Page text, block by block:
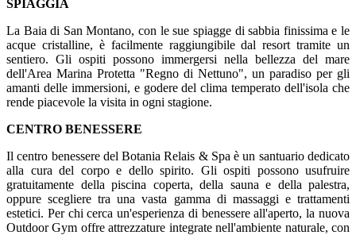
SPIAGGIA
La Baia di San Montano, con le sue spiagge di sabbia finissima e le
acque cristalline, è facilmente raggiungibile dal resort tramite un
sentiero. Gli ospiti possono immergersi nella bellezza del mare
dell'Area Marina Protetta "Regno di Nettuno", un paradiso per gli
amanti delle immersioni, e godere del clima temperato dell'isola che
rende piacevole la visita in ogni stagione.
CENTRO BENESSERE
Il centro benessere del Botania Relais & Spa è un santuario dedicato
alla cura del corpo e dello spirito. Gli ospiti possono usufruire
gratuitamente della piscina coperta, della sauna e della palestra,
oppure scegliere tra una vasta gamma di massaggi e trattamenti
estetici. Per chi cerca un'esperienza di benessere all'aperto, la nuova
Outdoor Gym offre attrezzature integrate nell'ambiente naturale, con